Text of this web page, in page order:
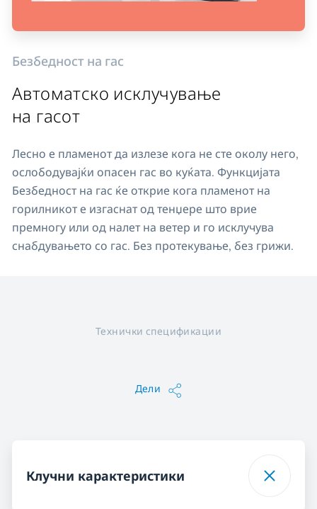
Безбедност на гас
Автоматско исклучување
на гасот
Лесно е пламенот да излезе кога не сте околу него,
ослободувајќи опасен гас во куќата. Функцијата
Безбедност на гас ќе открие кога пламенот на
горилникот е изгаснат од тенџере што врие
премногу или од налет на ветер и го исклучува
снабдувањето со гас. Без протекување, без грижи.
Технички спецификации
Дели
Клучни карактеристики